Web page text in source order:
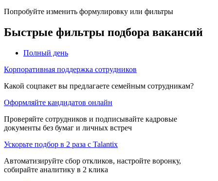
Попробуйте изменить формулировку или фильтры
Быстрые фильтры подбора вакансий
Полный день
Корпоративная поддержка сотрудников
Какой соцпакет вы предлагаете семейным сотрудникам?
Оформляйте кандидатов онлайн
Проверяйте сотрудников и подписывайте кадровые
документы без бумаг и личных встреч
Ускорьте подбор в 2 раза с Talantix
Автоматизируйте сбор откликов, настройте воронку,
собирайте аналитику в 2 клика